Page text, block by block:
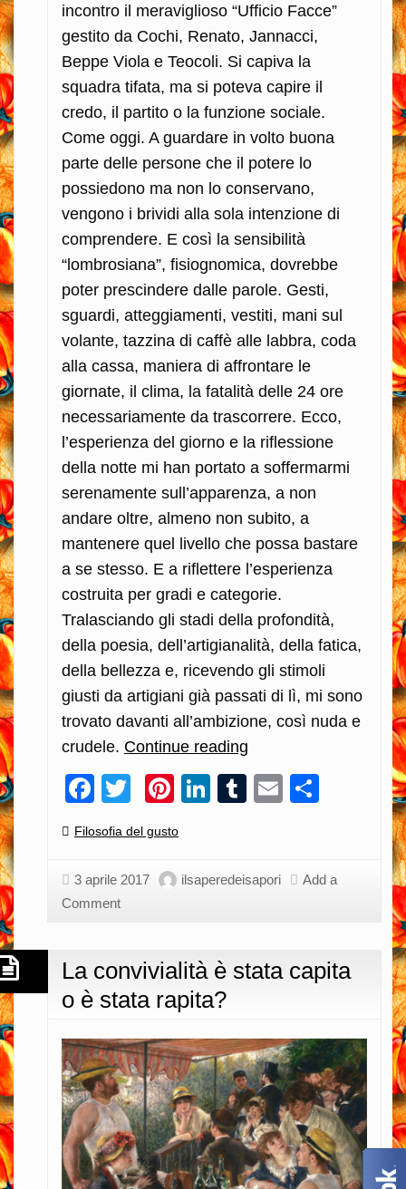
incontro il meraviglioso “Ufficio Facce”
gestito da Cochi, Renato, Jannacci,
Beppe Viola e Teocoli. Si capiva la
squadra tifata, ma si poteva capire il
credo, il partito o la funzione sociale.
Come oggi. A guardare in volto buona
parte delle persone che il potere lo
possiedono ma non lo conservano,
vengono i brividi alla sola intenzione di
comprendere. E così la sensibilità
“lombrosiana”, fisiognomica, dovrebbe
poter prescindere dalle parole. Gesti,
sguardi, atteggiamenti, vestiti, mani sul
volante, tazzina di caffè alle labbra, coda
alla cassa, maniera di affrontare le
giornate, il clima, la fatalità delle 24 ore
necessariamente da trascorrere. Ecco,
l’esperienza del giorno e la riflessione
della notte mi han portato a soffermarmi
serenamente sull’apparenza, a non
andare oltre, almeno non subito, a
mantenere quel livello che possa bastare
a se stesso. E a riflettere l’esperienza
costruita per gradi e categorie.
Tralasciando gli stadi della profondità,
della poesia, dell’artigianalità, della fatica,
della bellezza e, ricevendo gli stimoli
giusti da artigiani già passati di lì, mi sono
trovato davanti all’ambizione, così nuda e
crudele. Continue reading
dell’artigiano
Facebook
TwitterPinterest
LinkedIn
Tumblr
Email
Categories:
Filosofia del gusto
3 aprile 2017 ilsaperedeisapori
Add a
Comment
La convivialità è stata capita
o è stata rapita?